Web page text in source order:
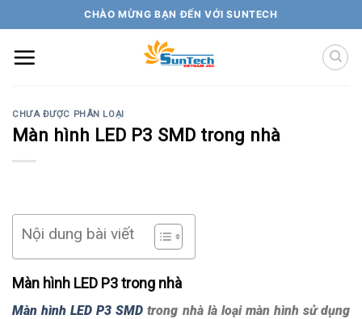
to
content
CHÀO MỪNG BẠN ĐẾN VỚI SUNTECH
CHƯA ĐƯỢC PHÂN LOẠI
Màn hình LED P3 SMD trong nhà
Nội dung bài viết
Màn hình LED P3 trong nhà
Màn hình LED P3 SMD trong nhà là loại màn hình sử dụng